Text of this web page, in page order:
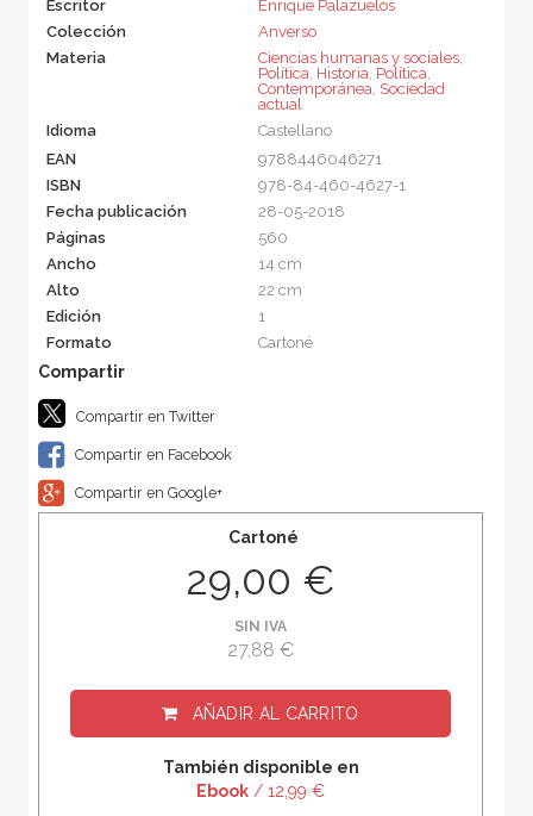
Escritor
Enrique Palazuelos
Colección
Anverso
Materia
Ciencias humanas y sociales,
Política Historia Política
Contemporánea Sociedad
actual
Idioma
Castellano
EAN
9788446046271
ISBN
978-84-460-4627-1
Fecha publicación
28-05-2018
Páginas
560
Ancho
14 cm
Alto
22 cm
Edición
1
Formato
Cartoné
Compartir en Twitter
Compartir en Facebook
Compartir en Google+
Cartoné
29,00 €
SIN IVA
27,88 €
AÑADIR AL CARRITO
También disponible en
Ebook / 12,99 €